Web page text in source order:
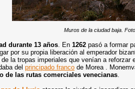
Muros de la ciudad baja.
durante 13 años. En1262pasó a formar
por su propia liberación al emperador
la tropas imperiales que venían a reforzar
delprincipado franco de Morea .
de las rutas comerciales venecianas.